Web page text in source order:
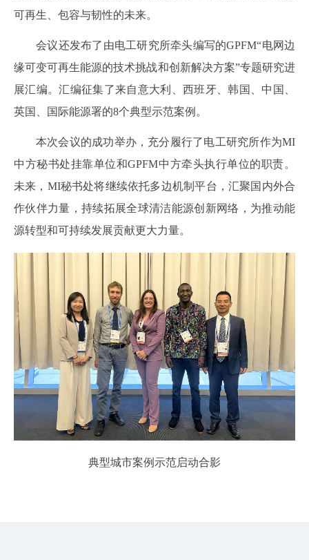
可再生、包容与韧性的未来。
会议还发布了由电工研究所牵头编写的GPFM“电网边
缘可变可再生能源的技术挑战和创新解决方案”专题研究进
展汇编。汇编征集了来自意大利、西班牙、韩国、中国、
英国、国际能源署的8个典型示范案例。
本次会议的成功举办，充分履行了电工研究所作为MI
中方秘书处挂靠单位和GPFM中方牵头执行单位的职责。
未来，MI秘书处将继续依托多边机制平台，汇聚国内外合
作伙伴力量，持续拓展全球清洁能源创新网络，为推动能
源转型和可持续发展贡献更大力量。
典型城市案例 示范启动合影